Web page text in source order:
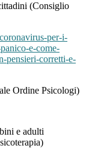
(Consiglio
per-i-
e-come-
pensieri-corretti-e-
Ordine Psicologi)
e adulti